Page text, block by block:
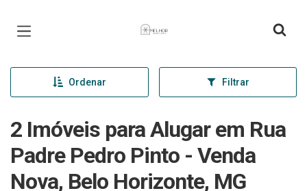
Página inicial
Ordenar Filtrar
2 Imóveis para Alugar em Rua
Padre Pedro Pinto - Venda
Nova, Belo Horizonte, MG